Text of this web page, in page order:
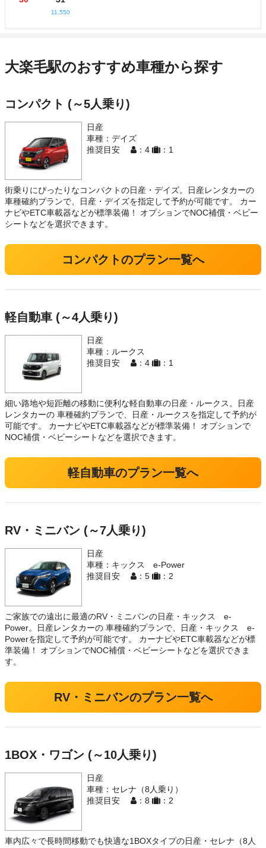
11,550
大楽毛駅のおすすめ車種から探す
コンパクト (～5人乗り)
日産
車種：デイズ
推奨目安
：4 ：1
街乗りにぴったりなコンパクトの日産・デイズ。日産レンタカーの
車種確約プランで、日産・デイズを指定して予約が可能です。 カー
ナビやETC車載器などが標準装備！ オプションでNOC補償・ベビー
シートなどを選択できます。
コンパクトのプラン一覧へ
軽自動車 (～4人乗り)
日産
車種：ルークス
推奨目安
：4 ：1
細い路地や短距離の移動に便利な軽自動車の日産・ルークス。日産
レンタカーの 車種確約プランで、日産・ルークスを指定して予約が
可能です。 カーナビやETC車載器などが標準装備！ オプションで
NOC補償・ベビーシートなどを選択できます。
軽自動車のプラン一覧へ
RV・ミニバン (～7人乗り)
日産
車種：キックス e-Power
推奨目安
：5 ：2
ご家族での遠出に最適のRV・ミニバンの日産・キックス e-
Power。日産レンタカーの 車種確約プランで、日産・キックス e-
Powerを指定して予約が可能です。 カーナビやETC車載器などが標
準装備！ オプションでNOC補償・ベビーシートなどを選択できま
す。
RV・ミニバンのプラン一覧へ
1BOX・ワゴン (～10人乗り)
日産
車種：セレナ（8人乗り）
推奨目安
：8 ：2
車内広々で長時間移動でも快適な1BOXタイプの日産・セレナ（8人